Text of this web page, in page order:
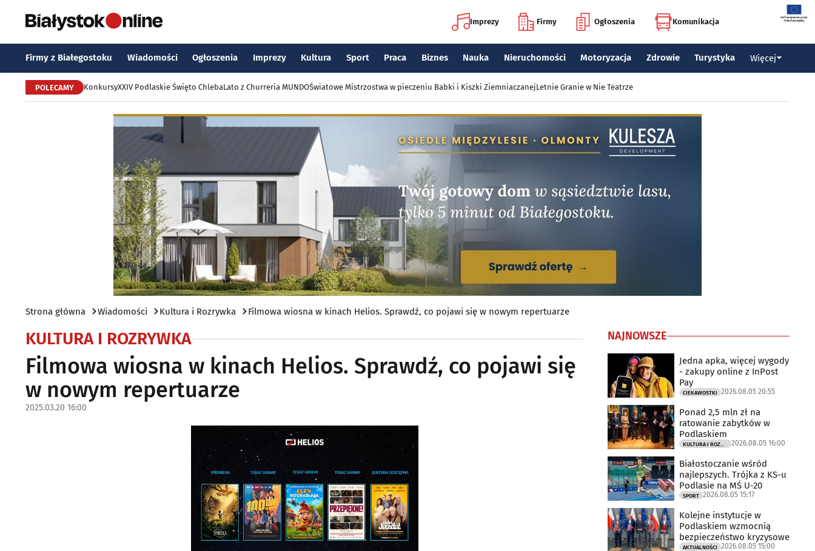
Imprezy Firmy Ogłoszenia Komunikacja
Firmy z Białegostoku Wiadomości Ogłoszenia Imprezy Kultura Sport Praca Biznes Nauka Nieruchomości Motoryzacja Zdrowie Turystyka Więcej
POLECAMY KonkursyXXIV Podlaskie Święto ChlebaLato z Churreria MUNDOŚwiatowe Mistrzostwa w pieczeniu Babki i Kiszki ZiemniaczanejLetnie Granie w Nie Teatrze
Strona główna Wiadomości Kultura i Rozrywka Filmowa wiosna w kinach Helios. Sprawdź, co pojawi się w nowym repertuarze
KULTURA I ROZRYWKA
Filmowa wiosna w kinach Helios. Sprawdź, co pojawi się
w nowym repertuarze
2025.03.20 16:00
NAJNOWSZE
Jedna apka, więcej wygody
- zakupy online z InPost
Pay
CIEKAWOSTKI 2026.08.05 20:55
Ponad 2,5 mln zł na
ratowanie zabytków w
Podlaskiem
2026.08.05 16:00
Białostoczanie wśród
najlepszych. Trójka z KS-u
Podlasie na MŚ U-20
SPORT 2026.08.05 15:17
Kolejne instytucje w
Podlaskiem wzmocnią
bezpieczeństwo kryzysowe
AKTUALNOŚCI 2026.08.05 15:00